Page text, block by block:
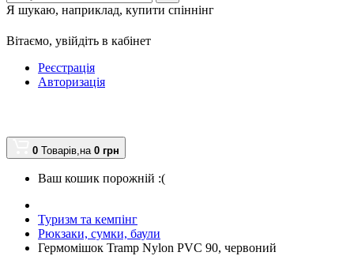
Я шукаю, наприклад, купити спіннінг
Вітаємо, увійдіть в кабінет
Реєстрація
Авторизація
0 Товарів,на 0 грн
Ваш кошик порожній :(
Туризм та кемпінг
Рюкзаки, сумки, баули
Гермомішок Tramp Nylon PVC 90, червоний